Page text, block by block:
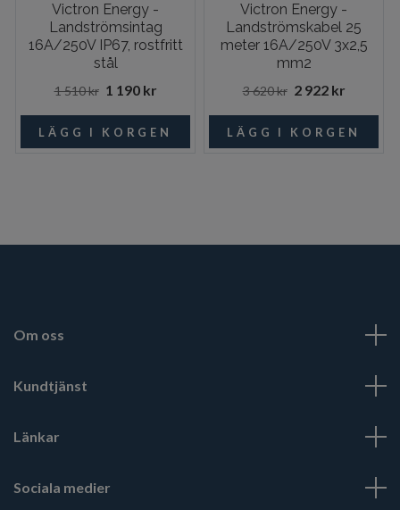
Victron Energy -
Landströmsintag
16A/250V IP67, rostfritt
stål
1 510 kr 1 190 kr
Victron Energy -
Landströmskabel 25
meter 16A/250V 3x2,5
mm2
3 620 kr 2 922 kr
Om oss
Kundtjänst
Länkar
Sociala medier